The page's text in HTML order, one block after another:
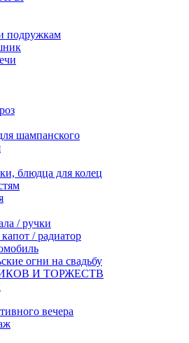
подружкам
шампанского
блюдца для колец
/ ручки
/ радиатор
огни на свадьбу
И ТОРЖЕСТВ
вечера